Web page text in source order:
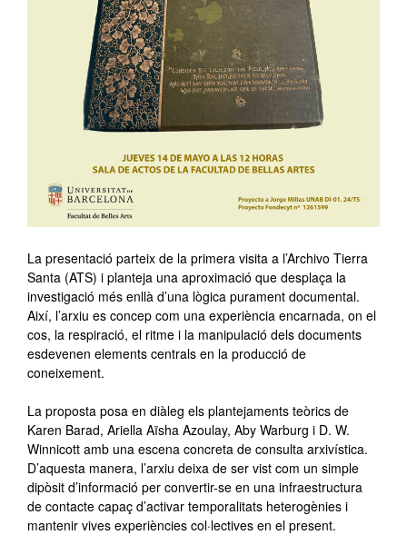
La presentació parteix de la primera visita a l’Archivo Tierra
Santa (ATS) i planteja una aproximació que desplaça la
investigació més enllà d’una lògica purament documental.
Així, l’arxiu es concep com una experiència encarnada, on el
cos, la respiració, el ritme i la manipulació dels documents
esdevenen elements centrals en la producció de
coneixement.
La proposta posa en diàleg els plantejaments teòrics de
Karen Barad, Ariella Aïsha Azoulay, Aby Warburg i D. W.
Winnicott amb una escena concreta de consulta arxivística.
D’aquesta manera, l’arxiu deixa de ser vist com un simple
dipòsit d’informació per convertir-se en una infraestructura
de contacte capaç d’activar temporalitats heterogènies i
mantenir vives experiències col·lectives en el present.